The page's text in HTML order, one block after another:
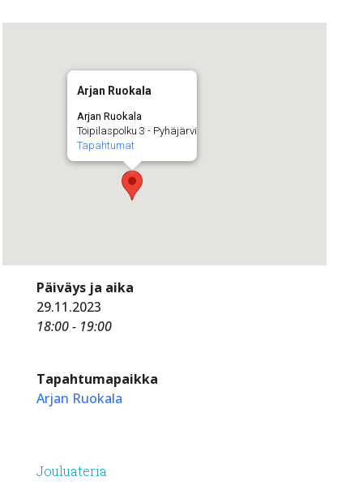
Arjan Ruokala
Arjan Ruokala
Toipilaspolku 3 - Pyhäjärvi
Tapahtumat
Päiväys ja aika
29.11.2023
18:00 - 19:00
Tapahtumapaikka
Arjan Ruokala
Jouluateria